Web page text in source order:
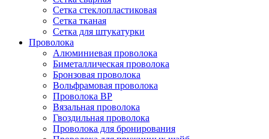
Сетка стеклопластиковая
Сетка тканая
Сетка для штукатурки
Проволока
Алюминиевая проволока
Биметаллическая проволока
Бронзовая проволока
Вольфрамовая проволока
Проволока ВР
Вязальная проволока
Гвоздильная проволока
Проволока для бронирования